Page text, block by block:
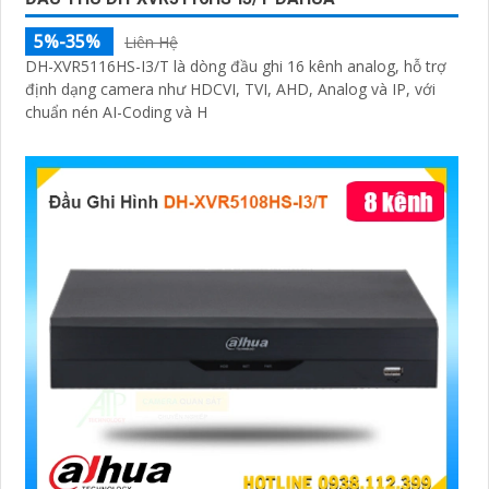
5%-35%
Liên Hệ
DH-XVR5116HS-I3/T là dòng đầu ghi 16 kênh analog, hỗ trợ
định dạng camera như HDCVI, TVI, AHD, Analog và IP, với
chuẩn nén AI-Coding và H